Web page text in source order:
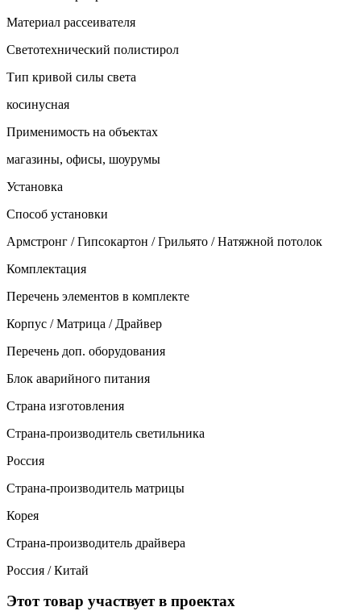
Материал рассеивателя
Светотехнический полистирол
Тип кривой силы света
косинусная
Применимость на объектах
магазины, офисы, шоурумы
Установка
Способ установки
Армстронг / Гипсокартон / Грильято / Натяжной потолок
Комплектация
Перечень элементов в комплекте
Корпус / Матрица / Драйвер
Перечень доп. оборудования
Блок аварийного питания
Страна изготовления
Страна-производитель светильника
Россия
Страна-производитель матрицы
Корея
Страна-производитель драйвера
Россия / Китай
Этот товар участвует в проектах